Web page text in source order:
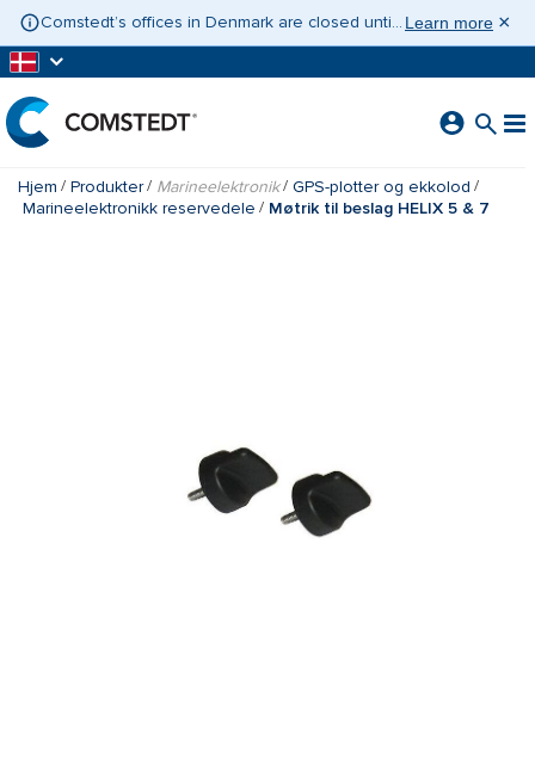
Comstedt’s offices in Denmark are closed until 10 August 2026. If you need assistance, please contact Contact Sweden on +46 31 775 65 30. Learn more ×
Hjem Produkter Marineelektronik
GPS-plotter og ekkolod
Marineelektronikk reservedele
Møtrik til beslag HELIX 5 & 7